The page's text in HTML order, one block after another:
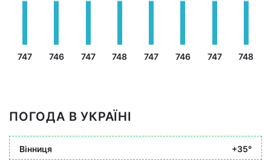
747 746 747 748 747 746 747 748
ПОГОДА В УКРАЇНІ
Вінниця +35°